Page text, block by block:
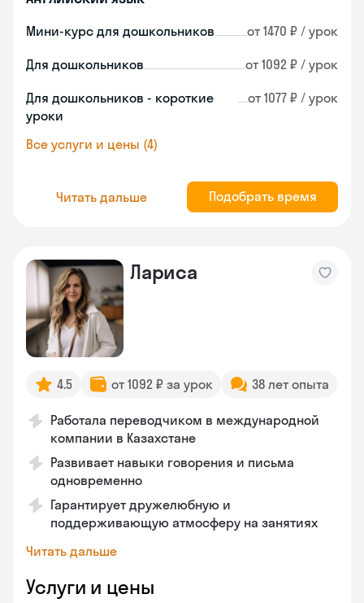
Мини-курс для дошкольников от 1470 ₽ / урок
Для дошкольников от 1092 ₽ / урок
Для дошкольников - короткие
уроки
от 1077 ₽ / урок
Все услуги и цены (4)
Читать дальше Подобрать время
Лариса
4.5 от 1092 ₽ за урок 38 лет опыта
Работала переводчиком в международной
компании в Казахстане
Развивает навыки говорения и письма
одновременно
Гарантирует дружелюбную и
поддерживающую атмосферу на занятиях
Читать дальше
Услуги и цены